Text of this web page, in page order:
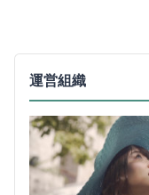
運営組織